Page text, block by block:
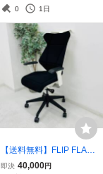
ムチェア■管理番号：D-0
0
1日
【送料無料】FLIP FLAP
フリップフラップ ハイバ
即決 40,000円